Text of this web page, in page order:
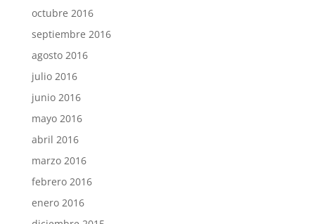
octubre 2016
septiembre 2016
agosto 2016
julio 2016
junio 2016
mayo 2016
abril 2016
marzo 2016
febrero 2016
enero 2016